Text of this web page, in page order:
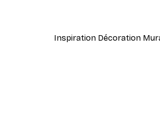
Inspiration Décoration